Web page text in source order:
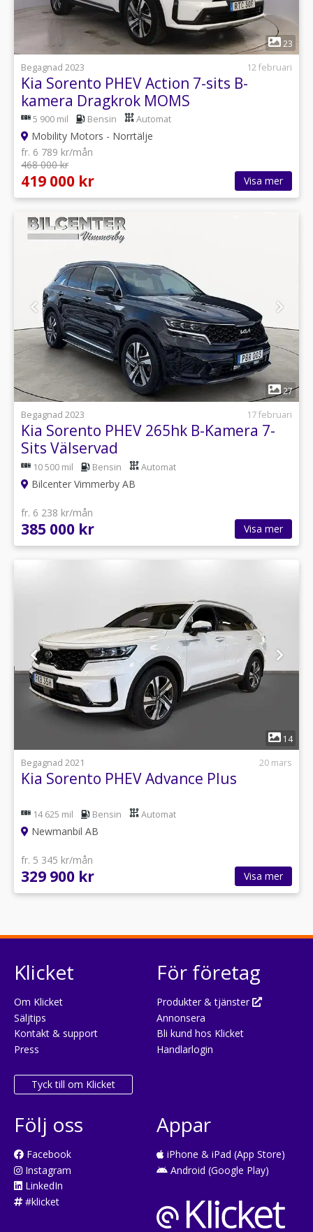
1
23
Begagnad 2023
12 februari
Kia Sorento PHEV Action 7-sits B-
kamera Dragkrok MOMS
5 900 mil Bensin Automat
Mobility Motors - Norrtälje
fr. 6 789 kr/mån
468 000 kr
419 000 kr Visa mer
1
27
Begagnad 2023
17 februari
Kia Sorento PHEV 265hk B-Kamera 7-
Sits Välservad
10 500 mil Bensin Automat
Bilcenter Vimmerby AB
fr. 6 238 kr/mån
385 000 kr Visa mer
1
14
Begagnad 2021
20 mars
Kia Sorento PHEV Advance Plus
14 625 mil Bensin Automat
Newmanbil AB
fr. 5 345 kr/mån
329 900 kr Visa mer
Klicket
Om Klicket
Säljtips
Kontakt & support
Press
Tyck till om Klicket
För företag
Produkter & tjänster
Annonsera
Bli kund hos Klicket
Handlarlogin
Följ oss
Facebook
Instagram
LinkedIn
#klicket
Appar
iPhone & iPad (App Store)
Android (Google Play)